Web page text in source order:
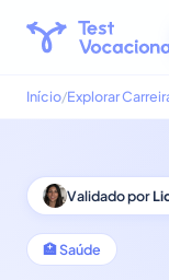
Início Explorar
Validado por
🏥 Saúde